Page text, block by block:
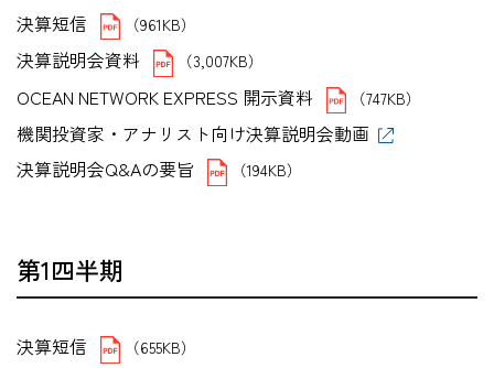
決算短信 （961KB）
決算説明会資料 （3,007KB）
OCEAN NETWORK EXPRESS 開示資料 （747KB）
機関投資家・アナリスト向け決算説明会動画
決算説明会Q&Aの要旨
（194KB）
第1四半期
決算短信 （655KB）